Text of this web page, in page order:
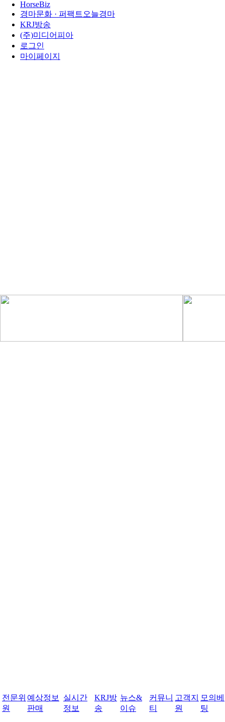
HorseBiz
경마문화 · 퍼팩트오늘경마
KRJ방송
(주)미디어피아
로그인
마이페이지
전문위
원
예상정보
판매
실시간
정보
KRJ방
송
뉴스&
이슈
커뮤니
티
고객지
원
모의베
팅